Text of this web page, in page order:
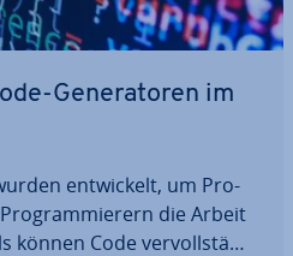
Ge­ne­ra­to­ren im
ent­wi­ckelt, um Pro­
die Arbeit
können Code ver­voll­stän­